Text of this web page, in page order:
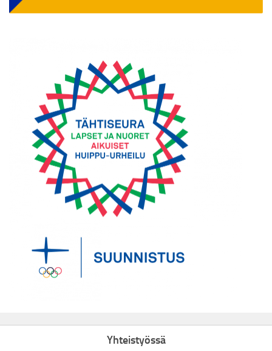
Yhteistyössä